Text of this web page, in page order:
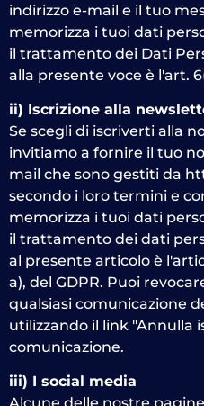
indirizzo e-mail e il tuo
memorizza i tuoi dati
il trattamento dei Dati
alla presente voce è l'art.
ii) Iscrizione alla
Se scegli di iscriverti alla
invitiamo a fornire il tuo
mail che sono gestiti da
secondo i loro termini e
memorizza i tuoi dati
il trattamento dei dati
al presente articolo è
a), del GDPR. Puoi
qualsiasi comunicazione
utilizzando il link "Annulla
comunicazione.
iii) I social media